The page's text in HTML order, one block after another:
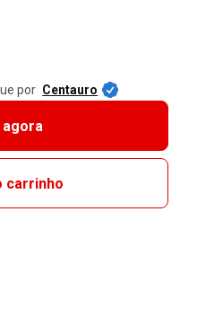
por Centauro
carrinho